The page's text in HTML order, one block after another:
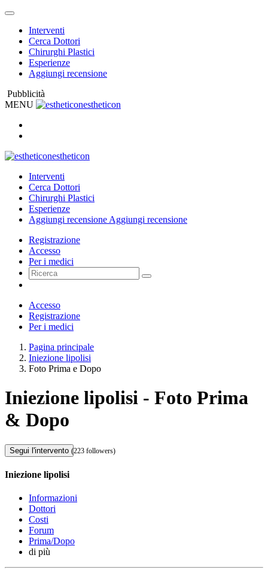
Interventi
Cerca Dottori
Chirurghi Plastici
Esperienze
Aggiungi recensione
Pubblicità
MENU
estheticon
estheticon
Interventi
Cerca Dottori
Chirurghi Plastici
Esperienze
Aggiungi recensione Aggiungi recensione
Registrazione
Accesso
Per i medici
Accesso
Registrazione
Per i medici
Pagina principale
Iniezione lipolisi
Foto Prima e Dopo
Iniezione lipolisi - Foto Prima
& Dopo
Segui l'intervento (223 followers)
Iniezione lipolisi
Informazioni
Dottori
Costi
Forum
Prima/Dopo
di più